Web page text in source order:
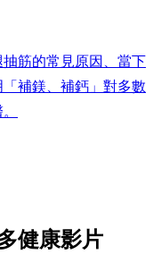
筋的常見原因、當下
補鎂、補鈣」對多數
健康影片